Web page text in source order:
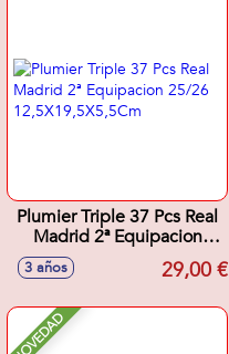
Plumier Triple 37 Pcs Real
Madrid 2ª Equipacion
25/26 12,5X19,5X5,5Cm
3 años 29,00 €
NOVEDAD